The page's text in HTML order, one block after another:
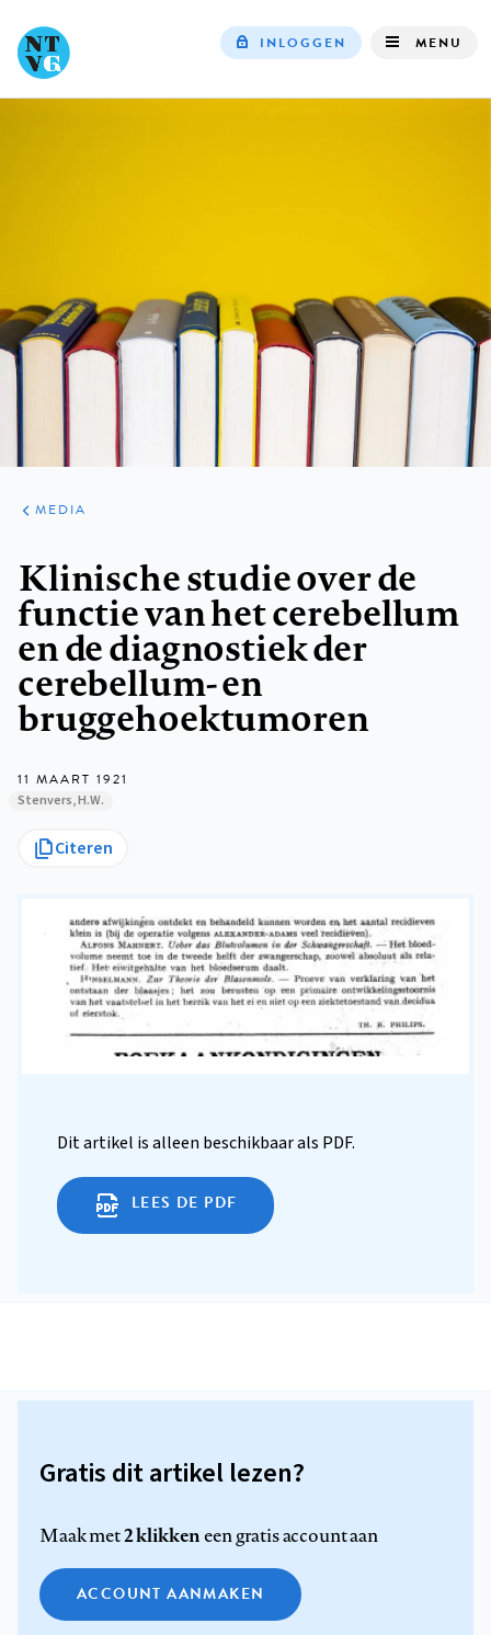
INLOGGEN MENU
ARTIKELEN
VARIA
MEDIA
Klinische studie over de
functie van het cerebellum
en de diagnostiek der
cerebellum- en
bruggehoektumoren
11 MAART 1921
Stenvers, H.W.
Citeren
Dit artikel is alleen beschikbaar als PDF.
LEES DE PDF
Gratis dit artikel lezen?
Maak met2 klikkeneen gratis account aan
ACCOUNT AANMAKEN